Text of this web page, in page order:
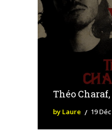
Théo
by Laure 19